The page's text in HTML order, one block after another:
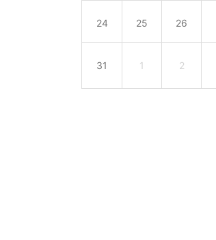
24 25 26
31 1 2